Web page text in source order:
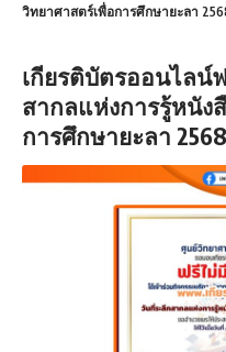
วิทยาศาสตร์เพื่อการศึกษายะลา
เกียรติบัตรออนไล
สากลแห่งการรู้หนัง
การศึกษายะลา 2568